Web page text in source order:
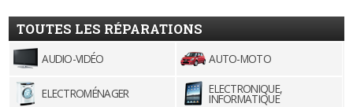
TOUTES LES RÉPARATIONS
AUDIO-VIDÉO AUTO-MOTO
ELECTROMÉNAGER ELECTRONIQUE,
INFORMATIQUE